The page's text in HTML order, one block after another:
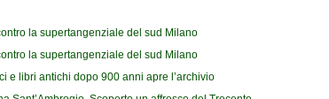
la supertangenziale del sud Milano
la supertangenziale del sud Milano
e libri antichi dopo 900 anni apre l’archivio